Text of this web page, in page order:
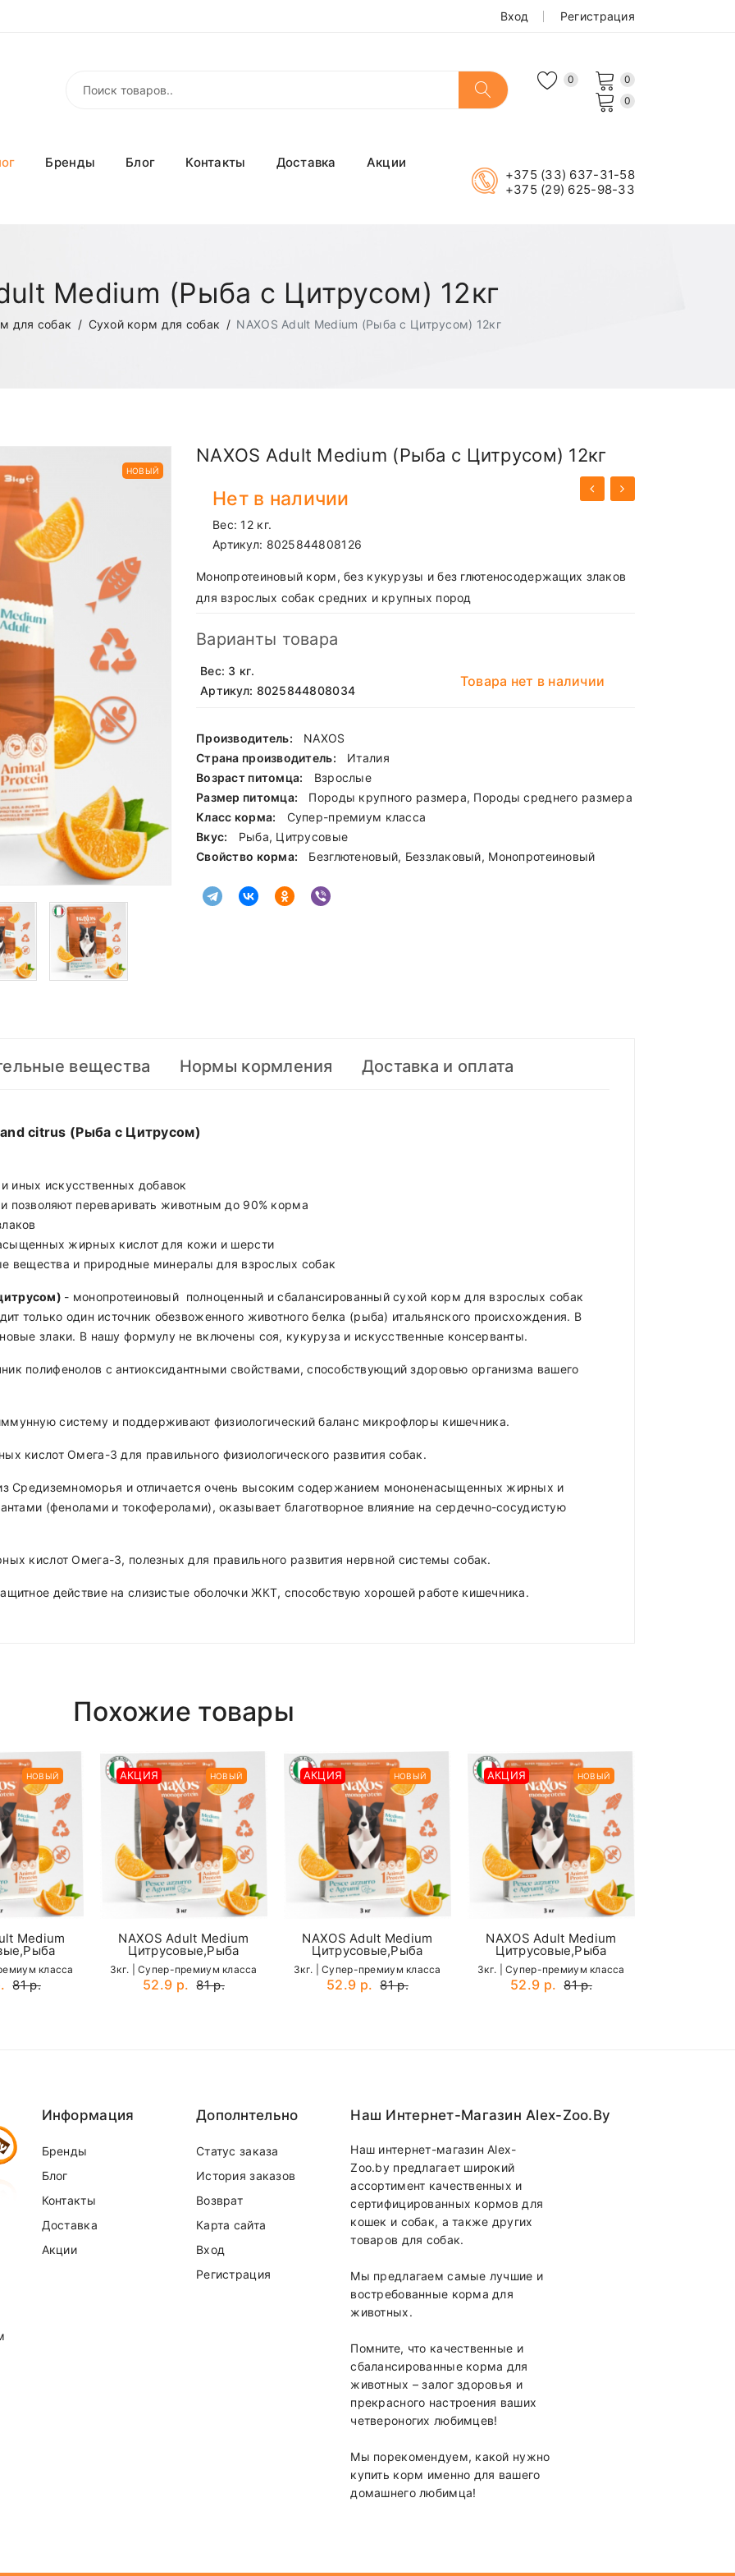
Вход Регистрация
0
0
0
Бренды Блог Контакты Доставка Акции
+375 (33) 637-31-58
+375 (29) 625-98-33
Medium (Рыба с Цитрусом) 12кг
для собак Сухой корм для собак NAXOS Adult Medium (Рыба с Цитрусом) 12кг
НОВЫЙ
NAXOS Adult Medium (Рыба с Цитрусом) 12кг
Нет в наличии
Вес: 12 кг.
Артикул: 8025844808126
Монопротеиновый корм, без кукурузы и без глютеносодержащих злаков
для взрослых собак средних и крупных пород
Варианты товара
Вес: 3 кг.
Артикул: 8025844808034
Товара нет в наличии
Производитель:
NAXOS
Страна производитель:
Италия
Возраст питомца:
Взрослые
Размер питомца:
Породы крупного размера, Породы среднего размера
Класс корма:
Cупер-премиум класса
Вкус:
Рыба, Цитрусовые
Свойство корма:
Безглютеновый, Беззлаковый, Монопротеиновый
вещества Нормы кормления Доставка и оплата
citrus (Рыба с Цитрусом)
иных искусственных добавок
позволяют переваривать животным до 90% корма
жирных кислот для кожи и шерсти
вещества и природные минералы для взрослых собак
- монопротеиновый полноценный и сбалансированный сухой корм для взрослых собак
только один источник обезвоженного животного белка (рыба) итальянского происхождения. В
злаки. В нашу формулу не включены соя, кукуруза и искусственные консерванты.
полифенолов с антиоксидантными свойствами, способствующий здоровью организма вашего
систему и поддерживают физиологический баланс микрофлоры кишечника.
кислот Омега-3 для правильного физиологического развития собак.
Средиземноморья и отличается очень высоким содержанием мононенасыщенных жирных и
(фенолами и токоферолами), оказывает благотворное влияние на сердечно-сосудистую
кислот Омега-3, полезных для правильного развития нервной системы собак.
действие на слизистые оболочки ЖКТ, способствую хорошей работе кишечника.
260гр
290гр
320гр
350гр
390гр
после 18.00 (При наличии интересующего вас товара на складе)
, если сумма менее, доставка 4р
по стоимости отдельно
можно у наших менеджеров по телефонам:
31-58 (MTS
Short Dress
fields are marked
Похожие товары
НОВЫЙ
Medium
класса
81 р.
АКЦИЯ НОВЫЙ
NAXOS Adult Medium
Цитрусовые,Рыба
3кг. | Cупер-премиум класса
52.9 р. 81 р.
АКЦИЯ НОВЫЙ
NAXOS Adult Medium
Цитрусовые,Рыба
3кг. | Cупер-премиум класса
52.9 р. 81 р.
АКЦИЯ НОВЫЙ
NAXOS Adult Medium
Цитрусовые,Рыба
3кг. | Cупер-премиум класса
52.9 р. 81 р.
Информация
Бренды
Блог
Контакты
Доставка
Акции
Дополнтельно
Статус заказа
История заказов
Возврат
Карта сайта
Вход
Регистрация
Наш Интернет-Магазин Alex-Zoo.by
Наш интернет-магазин Alex-
Zoo.by предлагает широкий
ассортимент качественных и
сертифицированных кормов для
кошек и собак, а также других
товаров для собак.
Мы предлагаем самые лучшие и
востребованные корма для
животных.
Помните, что качественные и
сбалансированные корма для
животных – залог здоровья и
прекрасного настроения ваших
четвероногих любимцев!
Мы порекомендуем, какой нужно
купить корм именно для вашего
домашнего любимца!